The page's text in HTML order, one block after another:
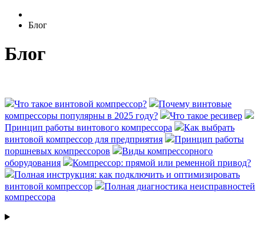
Блог
Блог
Что такое винтовой компрессор?
Почему винтовые
компрессоры популярны в 2025 году?
Что такое ресивер
Принцип работы винтового компрессора
Как выбрать
винтовой компрессор для предприятия
Принцип работы
поршневых компрессоров
Виды компрессорного
оборудования
Компрессор: прямой или ременной привод?
Полная инструкция: как подключить и оптимизировать
винтовой компрессор
Полная диагностика неисправностей
компрессора